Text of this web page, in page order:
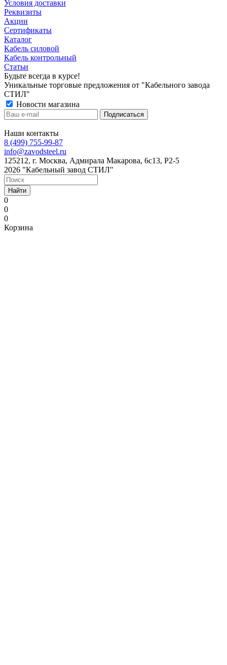
Условия доставки
Реквизиты
Акции
Сертификаты
Каталог
Кабель силовой
Кабель контрольный
Статьи
Будьте всегда в курсе!
Уникальные торговые предложения от "Кабельного завода
СТИЛ"
Новости магазина
Наши контакты
8 (499) 755-99-87
info@zavodsteel.ru
125212, г. Москва, Адмирала Макарова, 6с13, Р2-5
2026 "Кабельный завод СТИЛ"
Найти
0
0
0
Корзина